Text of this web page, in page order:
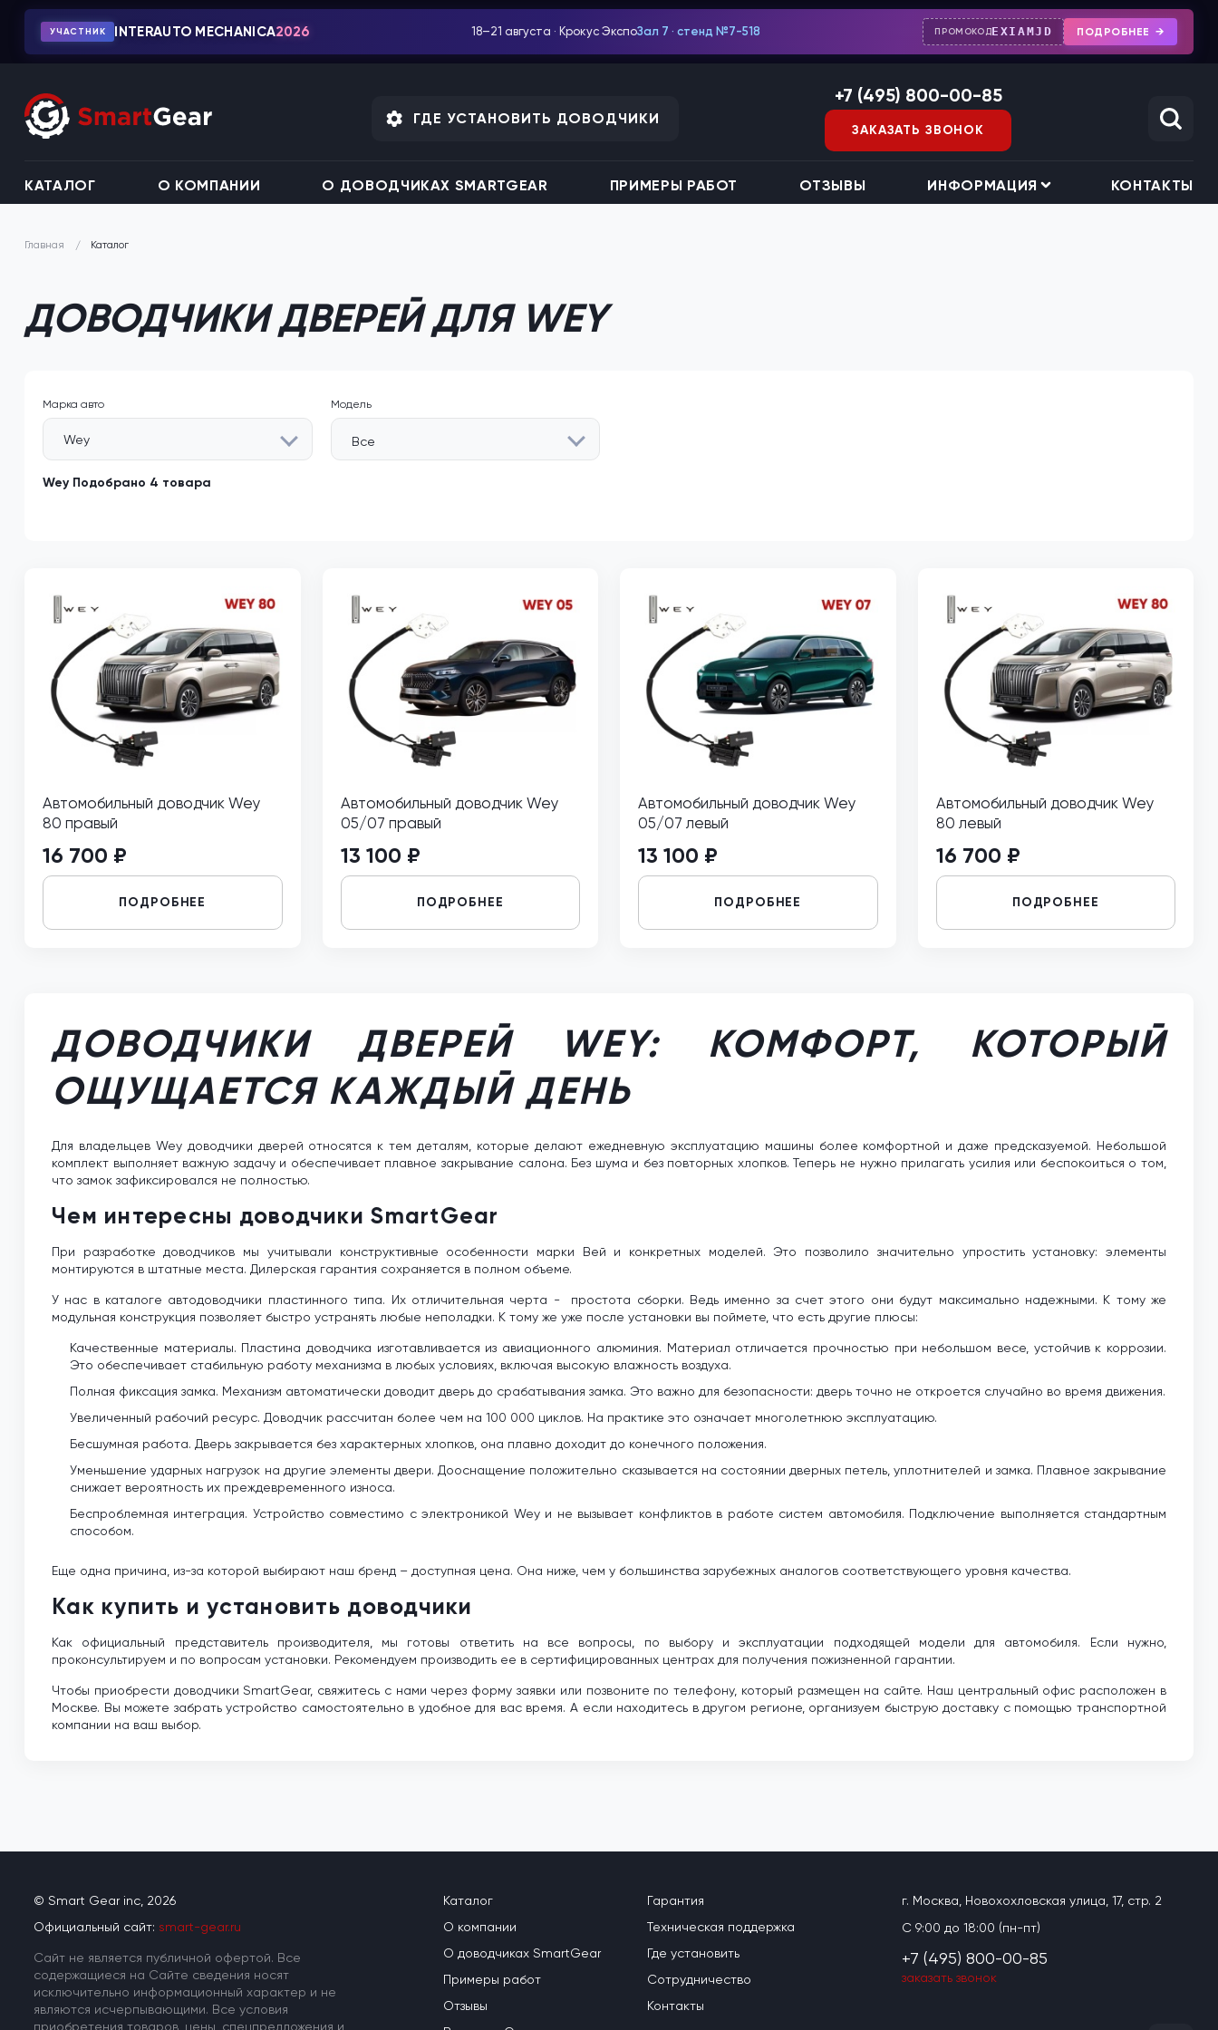
УЧАСТНИК INTERAUTO MECHANICA2026 18–21 августа · Крокус ЭкспоЗал 7 · стенд №7-518 ПРОМОКОДEXIAMJD ПОДРОБНЕЕ
КАТАЛОГ О КОМПАНИИ О ДОВОДЧИКАХ SMARTGEAR ПРИМЕРЫ РАБОТ ОТЗЫВЫ ИНФОРМАЦИЯ КОНТАКТЫ
ГДЕ УСТАНОВИТЬ ДОВОДЧИКИ
+7 (495) 800-00-85
ЗАКАЗАТЬ ЗВОНОК
Главная Каталог
ДОВОДЧИКИ ДВЕРЕЙ ДЛЯ WEY
Марка авто
Wey
Модель
Все
Wey Подобрано 4 товара
Автомобильный доводчик Wey
80 правый
16 700 ₽
ПОДРОБНЕЕ
Автомобильный доводчик Wey
05/07 правый
13 100 ₽
ПОДРОБНЕЕ
Автомобильный доводчик Wey
05/07 левый
13 100 ₽
ПОДРОБНЕЕ
Автомобильный доводчик Wey
80 левый
16 700 ₽
ПОДРОБНЕЕ
ДОВОДЧИКИ ДВЕРЕЙ WEY: КОМФОРТ, КОТОРЫЙ
ОЩУЩАЕТСЯ КАЖДЫЙ ДЕНЬ
Для владельцев Wey доводчики дверей относятся к тем деталям, которые делают ежедневную эксплуатацию машины более комфортной и даже предсказуемой. Небольшой
комплект выполняет важную задачу и обеспечивает плавное закрывание салона. Без шума и без повторных хлопков. Теперь не нужно прилагать усилия или беспокоиться о том,
что замок зафиксировался не полностью.
Чем интересны доводчики SmartGear
При разработке доводчиков мы учитывали конструктивные особенности марки Вей и конкретных моделей. Это позволило значительно упростить установку: элементы
монтируются в штатные места. Дилерская гарантия сохраняется в полном объеме.
У нас в каталоге автодоводчики пластинного типа. Их отличительная черта - простота сборки. Ведь именно за счет этого они будут максимально надежными. К тому же
модульная конструкция позволяет быстро устранять любые неполадки. К тому же уже после установки вы поймете, что есть другие плюсы:
Качественные материалы. Пластина доводчика изготавливается из авиационного алюминия. Материал отличается прочностью при небольшом весе, устойчив к коррозии.
Это обеспечивает стабильную работу механизма в любых условиях, включая высокую влажность воздуха.
Полная фиксация замка. Механизм автоматически доводит дверь до срабатывания замка. Это важно для безопасности: дверь точно не откроется случайно во время движения.
Увеличенный рабочий ресурс. Доводчик рассчитан более чем на 100 000 циклов. На практике это означает многолетнюю эксплуатацию.
Бесшумная работа. Дверь закрывается без характерных хлопков, она плавно доходит до конечного положения.
Уменьшение ударных нагрузок на другие элементы двери. Дооснащение положительно сказывается на состоянии дверных петель, уплотнителей и замка. Плавное закрывание
снижает вероятность их преждевременного износа.
Беспроблемная интеграция. Устройство совместимо с электроникой Wey и не вызывает конфликтов в работе систем автомобиля. Подключение выполняется стандартным
способом.
Еще одна причина, из-за которой выбирают наш бренд – доступная цена. Она ниже, чем у большинства зарубежных аналогов соответствующего уровня качества.
Как купить и установить доводчики
Как официальный представитель производителя, мы готовы ответить на все вопросы, по выбору и эксплуатации подходящей модели для автомобиля. Если нужно,
проконсультируем и по вопросам установки. Рекомендуем производить ее в сертифицированных центрах для получения пожизненной гарантии.
Чтобы приобрести доводчики SmartGear, свяжитесь с нами через форму заявки или позвоните по телефону, который размещен на сайте. Наш центральный офис расположен в
Москве. Вы можете забрать устройство самостоятельно в удобное для вас время. А если находитесь в другом регионе, организуем быструю доставку с помощью транспортной
компании на ваш выбор.
© Smart Gear inc, 2026
Официальный сайт: smart-gear.ru
Cайт не является публичной офертой. Все
содержащиеся на Сайте сведения носят
исключительно информационный характер и не
являются исчерпывающими. Все условия
приобретения товаров, цены, спецпредложения и
Каталог
О компании
О доводчиках SmartGear
Примеры работ
Отзывы
Гарантия
Техническая поддержка
Где установить
Сотрудничество
Контакты
г. Москва, Новохохловская улица, 17, стр. 2
C 9:00 до 18:00 (пн-пт)
+7 (495) 800-00-85
заказать звонок